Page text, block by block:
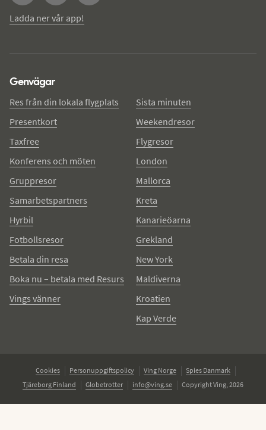
Ladda ner vår app!
Genvägar
Res från din lokala flygplats
Presentkort
Taxfree
Konferens och möten
Gruppresor
Samarbetspartners
Hyrbil
Fotbollsresor
Betala din resa
Boka nu – betala med Resurs
Vings vänner
Sista minuten
Weekendresor
Flygresor
London
Mallorca
Kreta
Kanarieöarna
Grekland
New York
Maldiverna
Kroatien
Kap Verde
Cookies Personuppgiftspolicy Ving Norge
Spies Danmark
Tjäreborg Finland
Globetrotter info@ving.se Copyright Ving, 2026